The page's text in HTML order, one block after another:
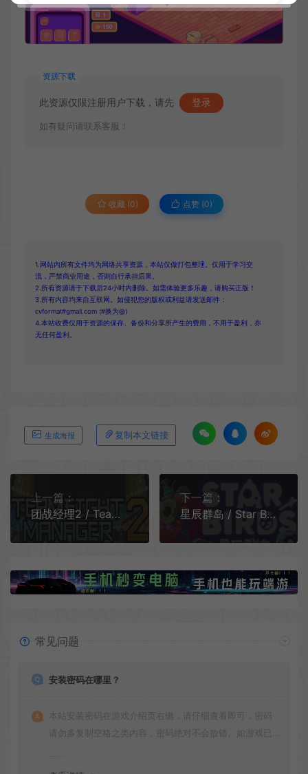
资源下载
此资源仅限注册用户下载，请先 登录
如有疑问请联系客服！
收藏 (0) 点赞 (0)
1.网站内所有文件均为网络共享资源，本站仅做打包整理。仅用于学习交
流，严禁商业用途，否则自行承担后果。
2.所有资源请于下载后24小时内删除。如需体验更多乐趣，请购买正版！
3.所有内容均来自互联网。如侵犯您的版权或利益请发送邮件：
cvformat#gmail.com (#换为@)
4.本站收费仅用于资源的保存、备份和分享所产生的费用，不用于盈利，亦
无任何盈利。
生成海报 复制本文链接
上一篇：
团战经理2 / Teamfight Manager 2 电子竞技模拟游戏
下一篇：
星辰群岛 / Star Birds 基地建设资源管理游戏
常见问题
安装密码在哪里？
本站安装密码在游戏介绍页右侧，请仔细查看即可，密码
请勿多复制空格之类内容，密码绝对不会放错。如游戏已